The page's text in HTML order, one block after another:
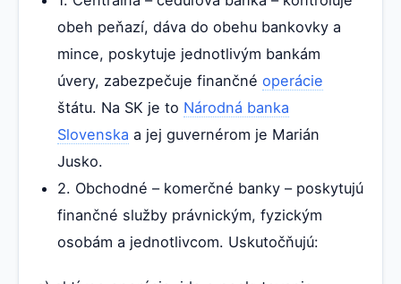
obeh peňazí, dáva do obehu bankovky a
mince, poskytuje jednotlivým bankám
úvery, zabezpečuje finančné operácie
štátu. Na SK je to Národná banka
Slovenska a jej guvernérom je Marián
Jusko.
2. Obchodné – komerčné banky – poskytujú
finančné služby právnickým, fyzickým
osobám a jednotlivcom. Uskutočňujú: